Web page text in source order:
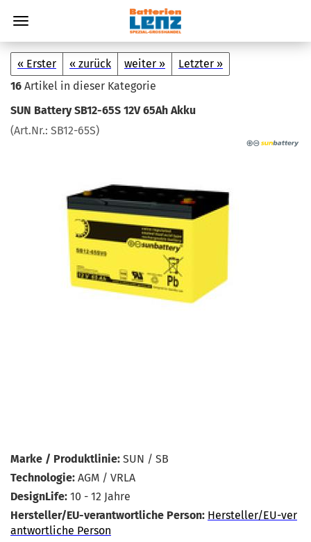
« Erster « zurück weiter »
Letzter »
16 Artikel in dieser Kategorie
SUN Bat­te­ry SB12-​65S 12V 65Ah Akku
(Art.Nr.: SB12-​65S)
Marke / Produktlinie: SUN / SB
Technologie: AGM / VRLA
DesignLife: 10 - 12 Jahre
Hersteller/EU-verantwortliche Person: Hersteller/EU-ver
antwortliche Person